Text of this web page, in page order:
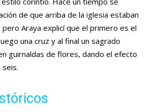
de que arriba de la iglesia estaban
Araya explicí que el primero es el
una cruz y al final un sagrado
guirnaldas de flores, dando el efecto